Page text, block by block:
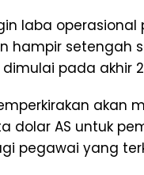
laba operasional
hampir setengah
pada akhir
akan
dolar AS untuk
pegawai yang